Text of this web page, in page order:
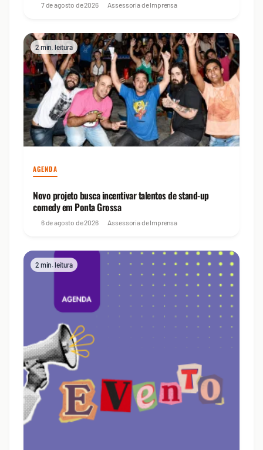
7 de agosto de 2026 Assessoria de Imprensa
2 min. leitura
AGENDA
Novo projeto busca incentivar talentos de stand-up
comedy em Ponta Grossa
6 de agosto de 2026 Assessoria de Imprensa
2 min. leitura